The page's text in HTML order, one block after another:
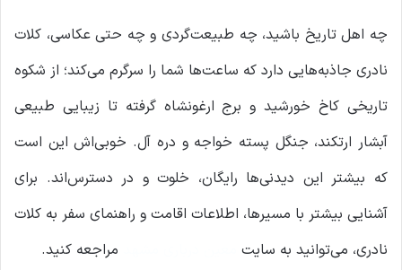
چه اهل تاریخ باشید، چه طبیعت‌گردی و چه حتی عکاسی، کلات
نادری جاذبه‌هایی دارد که ساعت‌ها شما را سرگرم می‌کند؛ از شکوه
تاریخی کاخ خورشید و برج ارغونشاه گرفته تا زیبایی طبیعی
آبشار ارتکند، جنگل پسته خواجه و دره آل. خوبی‌اش این است
که بیشتر این دیدنی‌ها رایگان، خلوت و در دسترس‌اند. برای
آشنایی بیشتر با مسیرها، اطلاعات اقامت و راهنمای سفر به کلات
نادری، می‌توانید به سایت
مراجعه کنید.